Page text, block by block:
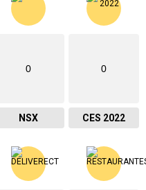
0
NSX
0
CES 2022